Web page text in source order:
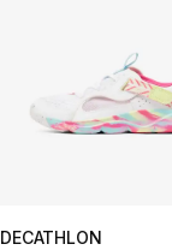
DECATHLON